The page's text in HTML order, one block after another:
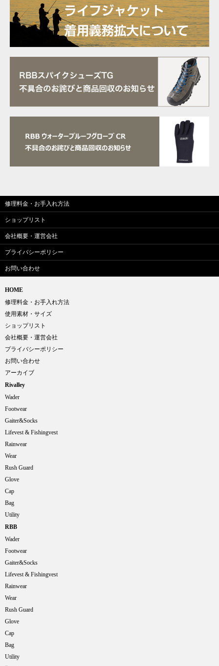
修理料金・お手入れ方法
ショップリスト
会社概要・運営会社
プライバシーポリシー
お問い合わせ
HOME
修理料金・お手入れ方法
使用素材・サイズ
ショップリスト
会社概要・運営会社
プライバシーポリシー
お問い合わせ
アーカイブ
Rivalley
Wader
Footwear
Gaiter&Socks
Lifevest & Fishingvest
Rainwear
Wear
Rush Guard
Glove
Cap
Bag
Utility
RBB
Wader
Footwear
Gaiter&Socks
Lifevest & Fishingvest
Rainwear
Wear
Rush Guard
Glove
Cap
Bag
Utility